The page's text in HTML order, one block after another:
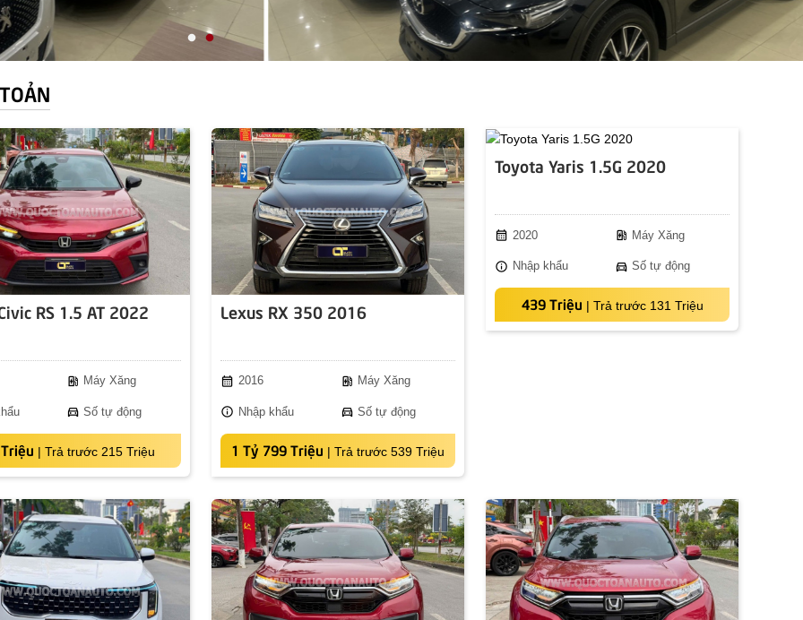
RS 1.5 AT 2022
ev_station Máy Xăng
directions_car Số tự động
| Trả trước 215 Triệu
Lexus RX 350 2016
calendar_month 2016 ev_station Máy Xăng
info Nhập khẩu directions_car Số tự động
1 Tỷ 799 Triệu | Trả trước 539 Triệu
Toyota Yaris 1.5G 2020
calendar_month 2020 ev_station Máy Xăng
info Nhập khẩu directions_car Số tự động
439 Triệu | Trả trước 131 Triệu